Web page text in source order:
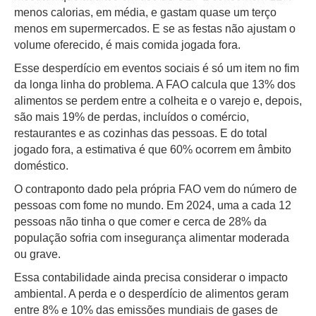
menos calorias, em média, e gastam quase um terço
menos em supermercados. E se as festas não ajustam o
volume oferecido, é mais comida jogada fora.
Esse desperdício em eventos sociais é só um item no fim
da longa linha do problema. A FAO calcula que 13% dos
alimentos se perdem entre a colheita e o varejo e, depois,
são mais 19% de perdas, incluídos o comércio,
restaurantes e as cozinhas das pessoas. E do total
jogado fora, a estimativa é que 60% ocorrem em âmbito
doméstico.
O contraponto dado pela própria FAO vem do número de
pessoas com fome no mundo. Em 2024, uma a cada 12
pessoas não tinha o que comer e cerca de 28% da
população sofria com insegurança alimentar moderada
ou grave.
Essa contabilidade ainda precisa considerar o impacto
ambiental. A perda e o desperdício de alimentos geram
entre 8% e 10% das emissões mundiais de gases de